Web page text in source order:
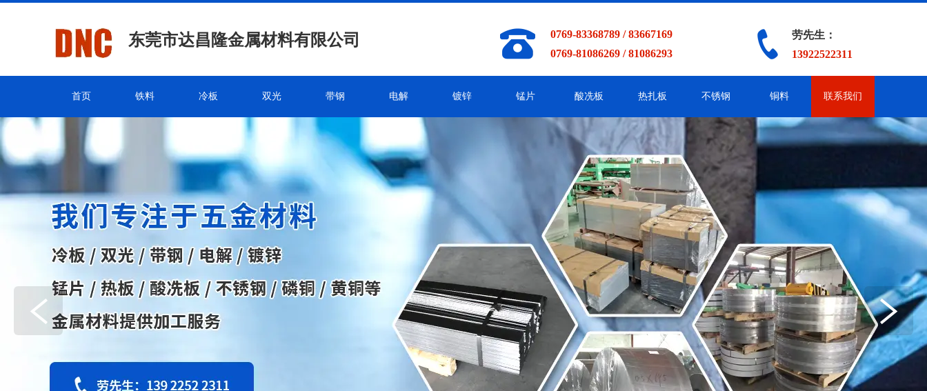
0769-83368789 / 83667169
0769-81086269 / 81086293
劳先生：
13922522311
东莞市达昌隆金属材料有限公司
首页 铁料 冷板 双光 带钢 电解 镀锌 锰片 酸冼板 热扎板 不锈钢 铜料 联系我们